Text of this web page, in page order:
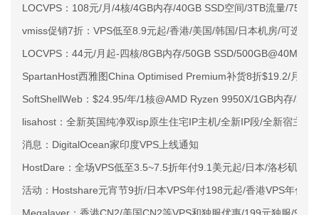
LOCVPS：108元/月/4核/4GB内存/40GB SSD空间/3TB流量/
vmiss促销7折：VPS低至8.9元起/香港/美国/韩国/日本机房/可选
LOCVPS：44元/月起-四核/8GB内存/50GB SSD/
SpartanHost西雅图China Optimised Premium补货8折$19.2/月起
SoftShellWeb：$24.95/年/1核@AMD Ryzen 9950X/1GB内存/
lisahost：全新英国纯净双isp原生住宅IP主机/全新IP段/全新宿主机
消息：DigitalOcean家印度VPS上线通知
HostDare：全场VPS低至3.5~7.5折年付9.1美元起/日本/洛杉矶/保
活动：Hostshare元宵节9折/日本VPS年付198元起/香港VPS年付